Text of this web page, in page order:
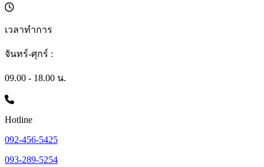
เวลาทำการ
จันทร์-ศุกร์ :
09.00 - 18.00 น.
Hotline
092-456-5425
093-289-5254